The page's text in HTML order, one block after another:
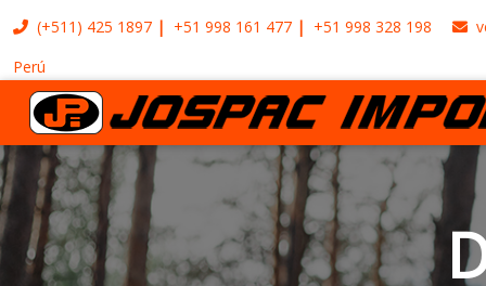
(+511) 425 1897 +51 998 161 477 +51 998 328 198
Perú